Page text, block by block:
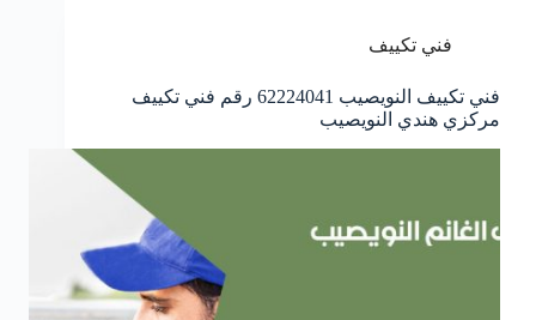
فني تكييف
فني تكييف النويصيب 62224041 رقم فني تكييف
مركزي هندي النويصيب